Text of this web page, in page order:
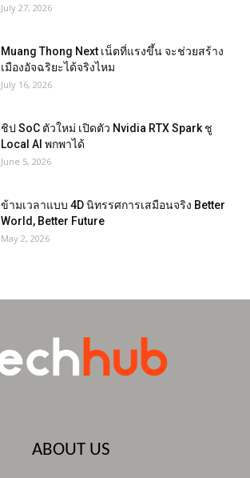
July 27, 2026
Muang Thong Next เน็ตที่แรงขึ้น จะช่วยสร้าง
เมืองอัจฉริยะได้จริงไหม
July 16, 2026
ชิป SoC ตัวใหม่ เปิดตัว Nvidia RTX Spark ชู
Local AI พกพาได้
June 5, 2026
ข้ามเวลาแบบ 4D นิทรรศการเสมือนจริง Better
World, Better Future
May 2, 2026
ABOUT US